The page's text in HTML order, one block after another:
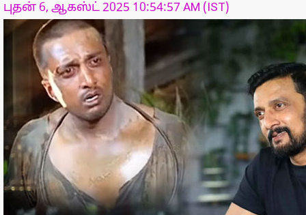
புதன் 6, ஆகஸ்ட் 2025 10:54:57 AM (IST)